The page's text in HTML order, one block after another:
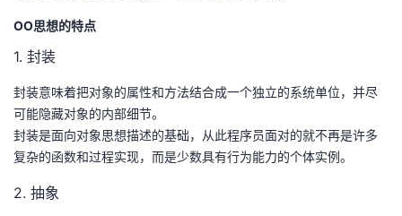
OO思想的特点
1. 封装
封装意味着把对象的属性和方法结合成一个独立的系统单位，并尽
可能隐藏对象的内部细节。
封装是面向对象思想描述的基础，从此程序员面对的就不再是许多
复杂的函数和过程实现，而是少数具有行为能力的个体实例。
2. 抽象